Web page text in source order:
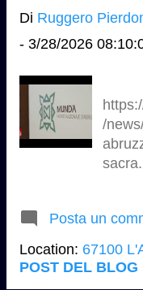
r/
Di Ruggero
- 3/28/2026
/
arzo/
3.jpg/
Posta un
Location: 67100
POST DEL BLOG